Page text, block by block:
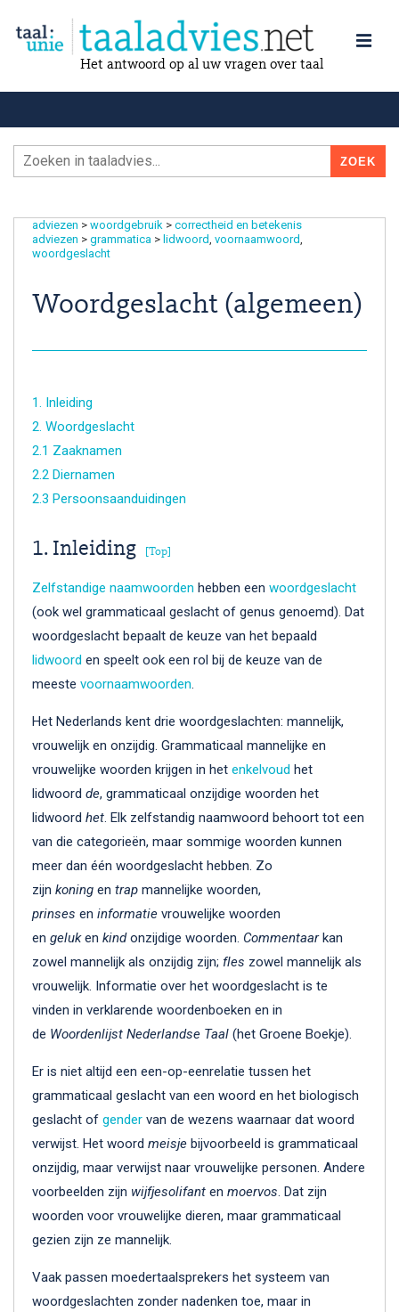
Het antwoord op al uw vragen over taal
adviezen > woordgebruik > correctheid en betekenis
adviezen > grammatica > lidwoord voornaamwoord
woordgeslacht
Woordgeslacht (algemeen)
1. Inleiding
2. Woordgeslacht
2.1 Zaaknamen
2.2 Diernamen
2.3 Persoonsaanduidingen
1. Inleiding [Top]
Zelfstandige naamwoorden hebben een woordgeslacht
(ook wel grammaticaal geslacht of genus genoemd). Dat
woordgeslacht bepaalt de keuze van het bepaald
lidwoord en speelt ook een rol bij de keuze van de
meeste voornaamwoorden.
Het Nederlands kent drie woordgeslachten: mannelijk,
vrouwelijk en onzijdig. Grammaticaal mannelijke en
vrouwelijke woorden krijgen in het enkelvoud het
lidwoord de, grammaticaal onzijdige woorden het
lidwoord het. Elk zelfstandig naamwoord behoort tot een
van die categorieën, maar sommige woorden kunnen
meer dan één woordgeslacht hebben. Zo
zijn koning en trap mannelijke woorden,
prinses en informatie vrouwelijke woorden
en geluken kindonzijdige woorden. Commentaarkan
zowel mannelijk als onzijdig zijn; fles zowel mannelijk als
vrouwelijk. Informatie over het woordgeslacht is te
vinden in verklarende woordenboeken en in
de Woordenlijst Nederlandse Taal (het Groene Boekje).
Er is niet altijd een een-op-eenrelatie tussen het
grammaticaal geslacht van een woord en het biologisch
geslacht of gender van de wezens waarnaar dat woord
verwijst. Het woord meisje bijvoorbeeld is grammaticaal
onzijdig, maar verwijst naar vrouwelijke personen. Andere
voorbeelden zijn wijfjesolifant en moervos. Dat zijn
woorden voor vrouwelijke dieren, maar grammaticaal
gezien zijn ze mannelijk.
Vaak passen moedertaalsprekers het systeem van
woordgeslachten zonder nadenken toe, maar in